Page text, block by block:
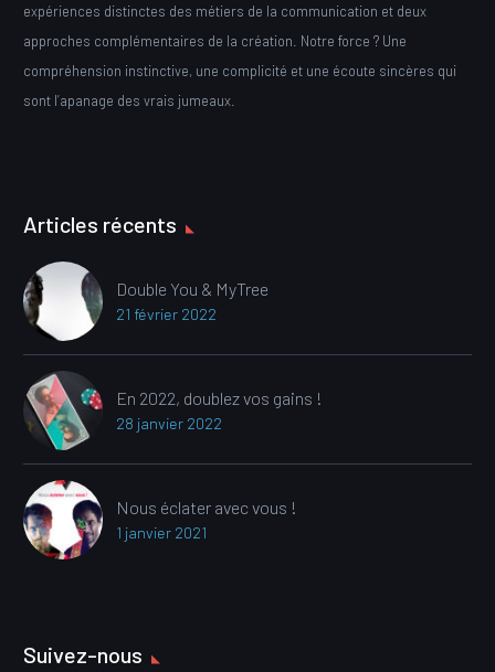
expériences distinctes des métiers de la communication et deux
approches complémentaires de la création. Notre force ? Une
compréhension instinctive, une complicité et une écoute sincères qui
sont l’apanage des vrais jumeaux.
Articles récents
Double You & MyTree
21 février 2022
En 2022, doublez vos gains !
28 janvier 2022
Nous éclater avec vous !
1 janvier 2021
Suivez-nous